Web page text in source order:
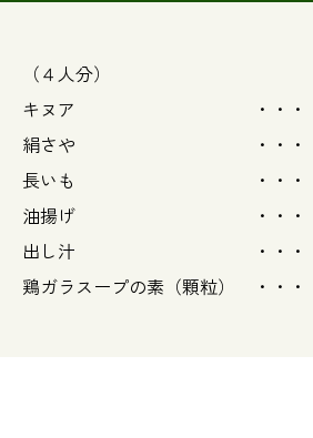
（４人分）
キヌア ・・・ 大
絹さや ・・・ ５
長いも ・・・ ５
油揚げ ・・・
出し汁 ・・・ ４
鶏ガラスープの素（顆粒） ・・